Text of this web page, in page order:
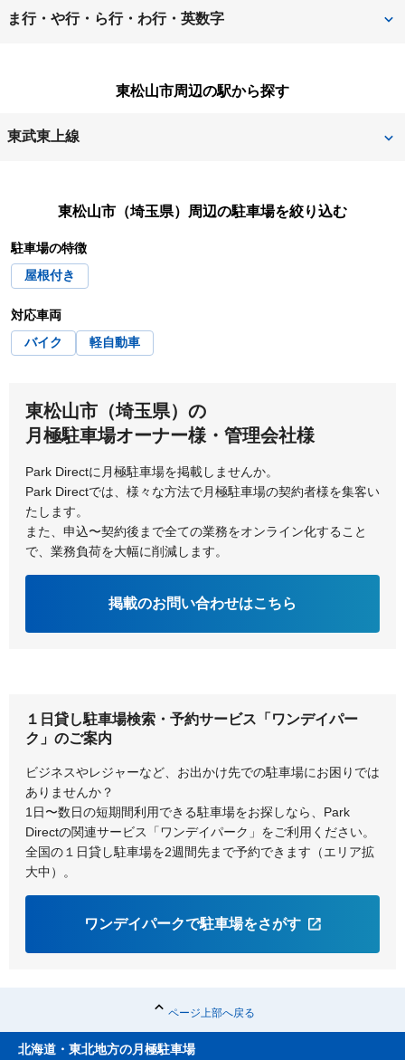
加須市
川口市
北葛飾郡松伏町 北本市
行田市
越谷市
さいたま市浦和区 さいたま市大宮区
さいたま市中央区 さいたま市西区
さいたま市緑区
狭山市
志木市
秩父郡長瀞町
鶴ヶ島市 所沢市
戸田市
新座市 蓮田市
比企郡小川町
比企郡川島町
比企郡嵐山町
日高市
富士見市
本庄市
ま行・や行・ら行・わ行・英数字
和光市
東松山市周辺の駅から探す
東武東上線
東松山市（埼玉県）
周辺の駐車場を絞り込む
駐車場の特徴
屋根付き
対応車両
バイク
軽自動車
東松山市（埼玉県）の
月極駐車場オーナー様・管理会社様
Park Directに月極駐車場を掲載しませんか。
Park Directでは、様々な方法で月極駐車場の契約者様を集客い
たします。
また、申込〜契約後まで全ての業務をオンライン化すること
で、業務負荷を大幅に削減します。
掲載のお問い合わせはこちら
１日貸し駐車場検索・予約サービス「ワンデイパー
ク」のご案内
ビジネスやレジャーなど、お出かけ先での駐車場にお困りでは
ありませんか？
1日〜数日の短期間利用できる駐車場をお探しなら、Park
Directの関連サービス「ワンデイパーク」をご利用ください。
全国の１日貸し駐車場を2週間先まで予約できます（エリア拡
大中）。
ワンデイパークで駐車場をさがす
ページ上部へ戻る
北海道・東北地方の月極駐車場